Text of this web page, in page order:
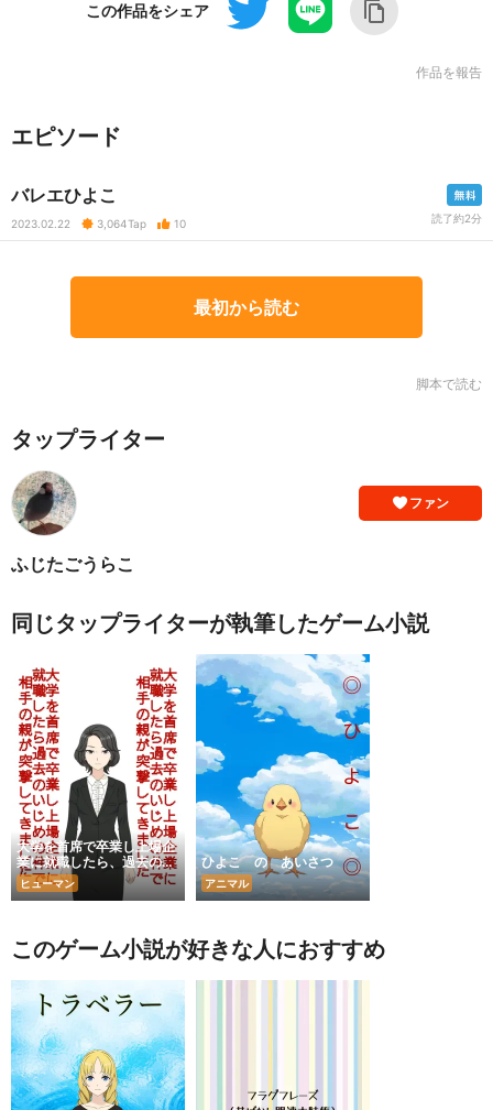
この作品をシェア
作品を報告
エピソード
バレエひよこ
2023.02.22 3,064Tap 10 読了約2分
最初から読む
脚本で読む
タップライター
ファン
ふじたごうらこ
同じタップライターが執筆したゲーム小説
大学を首席で卒業し上場企
業に就職したら、過去のい
じめの件で相手の親が突撃
してきました。
ヒューマン
ひよこ の あいさつ
アニマル
このゲーム小説が好きな人におすすめ